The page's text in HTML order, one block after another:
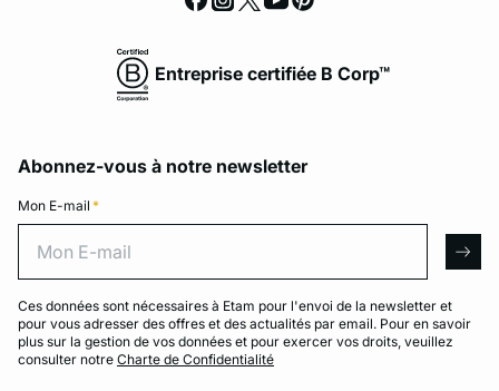
Entreprise certifiée B Corp™
Abonnez-vous à notre newsletter
Mon E-mail *
Ces données sont nécessaires à Etam pour l'envoi de la newsletter et
pour vous adresser des offres et des actualités par email. Pour en savoir
plus sur la gestion de vos données et pour exercer vos droits, veuillez
consulter notre Charte de Confidentialité